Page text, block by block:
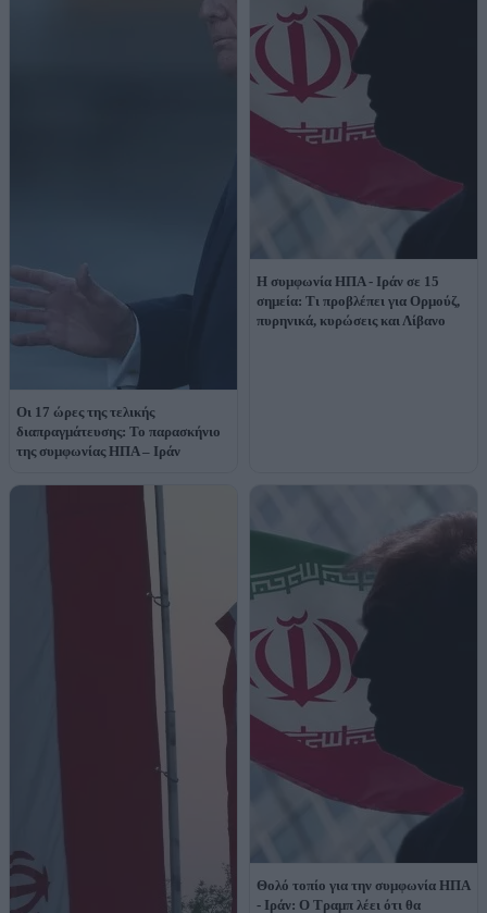
Οι 17 ώρες της τελικής
διαπραγμάτευσης: Το παρασκήνιο
της συμφωνίας ΗΠΑ – Ιράν
Η συμφωνία ΗΠΑ - Ιράν σε 15
σημεία: Τι προβλέπει για Ορμούζ,
πυρηνικά, κυρώσεις και Λίβανο
Θολό τοπίο για την συμφωνία ΗΠΑ
- Ιράν: Ο Τραμπ λέει ότι θα